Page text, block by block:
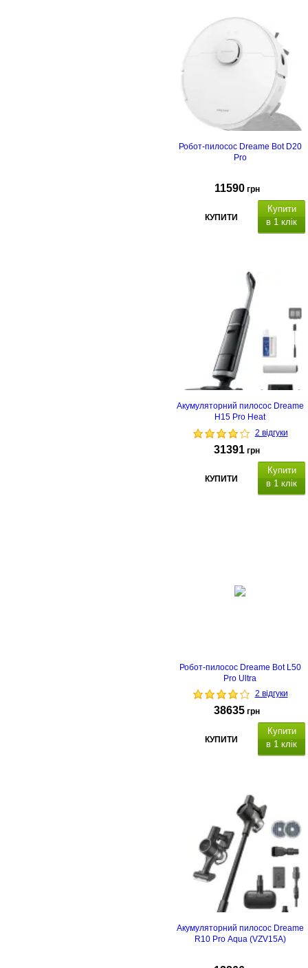
Робот-пилосос Dreame Bot D20
Pro
11590 грн
КУПИТИ
Купити
в 1 клік
Акумуляторний пилосос Dreame
H15 Pro Heat
2 відгуки
31391 грн
КУПИТИ
Купити
в 1 клік
Робот-пилосос Dreame Bot L50
Pro Ultra
2 відгуки
38635 грн
КУПИТИ
Купити
в 1 клік
Акумуляторний пилосос Dreame
R10 Pro Aqua (VZV15A)